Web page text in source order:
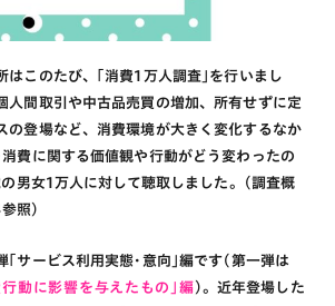
はこのたび、｢消費1万人調査｣を行いまし
人間取引や中古品売買の増加、所有せずに定
の登場など、消費環境が大きく変化するなか
費に関する価値観や行動がどう変わったの
男女1万人に対して聴取しました。(調査概
照)
｢サービス利用実態･意向｣編です(第一弾は
行動に影響を与えたもの｣編 )。近年登場した